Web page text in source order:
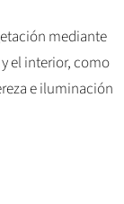
mediante
el interior, como
e iluminación